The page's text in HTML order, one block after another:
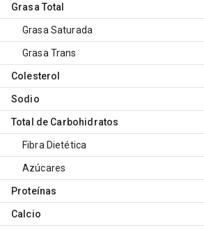
Grasa Total
Grasa Saturada
Grasa Trans
Colesterol
Sodio
Total de Carbohidratos
Fibra Dietética
Azúcares
Proteínas
Calcio